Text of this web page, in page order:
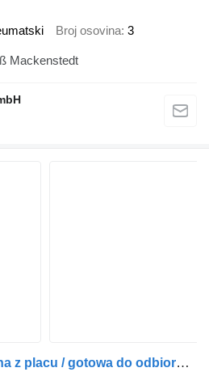
Broj osovina 3
Mackenstedt
Janmil Janmil / dostępna z placu / gotowa do odbioru/ ocynkowana ogniow